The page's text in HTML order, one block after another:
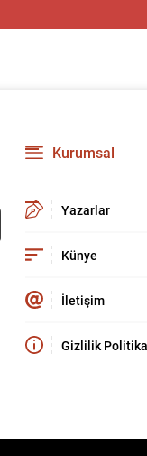
Kurumsal
Yazarlar
Künye
İletişim
Gizlilik